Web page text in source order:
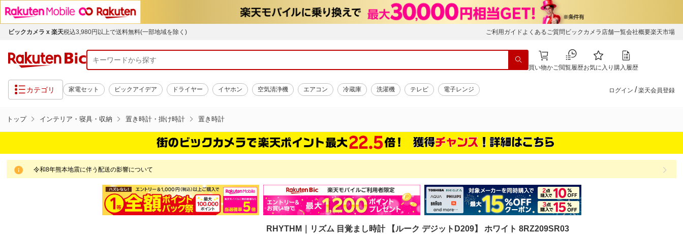
ビックカメラ x 楽天税込3,980円以上で送料無料(一部地域を除く) ご利用ガイド よくあるご質問 ビックカメラ店舗一覧会社概要楽天市場
買い物かご閲覧履歴お気に入り 購入履歴
カテゴリ 家電セット ビックアイデア ドライヤー イヤホン 空気清浄機 エアコン 冷蔵庫 洗濯機 テレビ 電子レンジ ログイン / 楽天会員登録
トップ インテリア・寝具・収納 置き時計・掛け時計 置き時計
令和8年熊本地震に伴う配送の影響について
RHYTHM｜リズム 目覚まし時計 【ルーク デジットD209】 ホワイト 8RZ209SR03